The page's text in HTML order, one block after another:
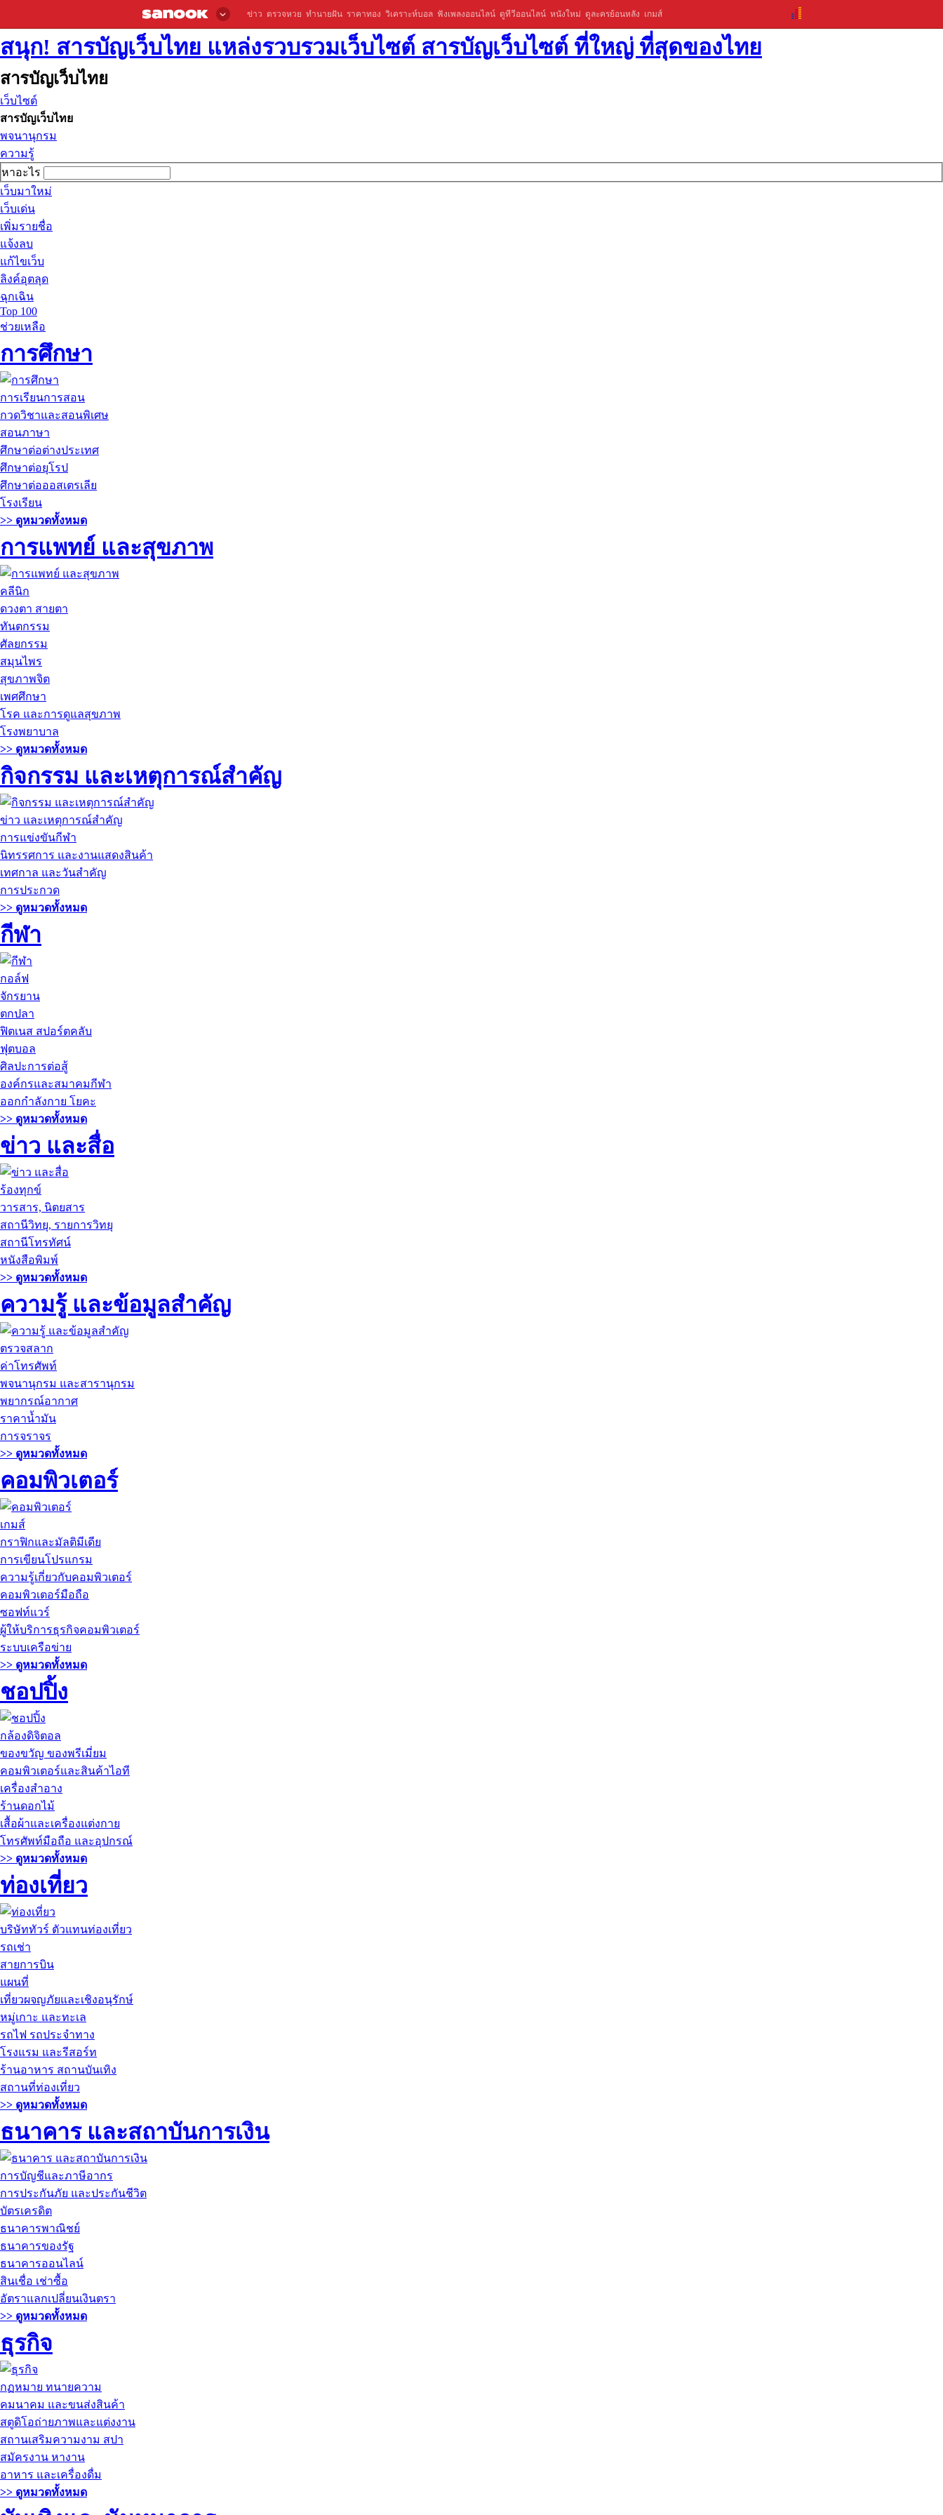
ข่าว ตรวจหวย ทำนายฝัน ราคาทอง วิเคราะห์บอล ฟังเพลงออนไลน์ ดูทีวีออนไลน์ หนังใหม่ ดูละครย้อนหลัง เกมส์
สนุก! สารบัญเว็บไทย แหล่งรวบรวมเว็บไซต์ สารบัญเว็บไซต์ ที่ใหญ่ ที่สุดของไทย
สารบัญเว็บไทย
เว็บไซต์
สารบัญเว็บไทย
พจนานุกรม
ความรู้
หาอะไร
เว็บมาใหม่
เว็บเด่น
เพิ่มรายชื่อ
แจ้งลบ
แก้ไขเว็บ
ลิงค์อุตลุด
ฉุกเฉิน
Top 100
ช่วยเหลือ
การศึกษา
การเรียนการสอน
กวดวิชาและสอนพิเศษ
สอนภาษา
ศึกษาต่อต่างประเทศ
ศึกษาต่อยุโรป
ศึกษาต่อออสเตรเลีย
โรงเรียน
>> ดูหมวดทั้งหมด
การแพทย์ และสุขภาพ
คลีนิก
ดวงตา สายตา
ทันตกรรม
ศัลยกรรม
สมุนไพร
สุขภาพจิต
เพศศึกษา
โรค และการดูแลสุขภาพ
โรงพยาบาล
>> ดูหมวดทั้งหมด
กิจกรรม และเหตุการณ์สำคัญ
ข่าว และเหตุการณ์สำคัญ
การแข่งขันกีฬา
นิทรรศการ และงานแสดงสินค้า
เทศกาล และวันสำคัญ
การประกวด
>> ดูหมวดทั้งหมด
กีฬา
กอล์ฟ
จักรยาน
ตกปลา
ฟิตเนส สปอร์ตคลับ
ฟุตบอล
ศิลปะการต่อสู้
องค์กรและสมาคมกีฬา
ออกกำลังกาย โยคะ
>> ดูหมวดทั้งหมด
ข่าว และสื่อ
ร้องทุกข์
วารสาร, นิตยสาร
สถานีวิทยุ, รายการวิทยุ
สถานีโทรทัศน์
หนังสือพิมพ์
>> ดูหมวดทั้งหมด
ความรู้ และข้อมูลสำคัญ
ตรวจสลาก
ค่าโทรศัพท์
พจนานุกรม และสารานุกรม
พยากรณ์อากาศ
ราคาน้ำมัน
การจราจร
>> ดูหมวดทั้งหมด
คอมพิวเตอร์
เกมส์
กราฟิกและมัลติมีเดีย
การเขียนโปรแกรม
ความรู้เกี่ยวกับคอมพิวเตอร์
คอมพิวเตอร์มือถือ
ซอฟท์แวร์
ผู้ให้บริการธุรกิจคอมพิวเตอร์
ระบบเครือข่าย
>> ดูหมวดทั้งหมด
ชอปปิ้ง
กล้องดิจิตอล
ของขวัญ ของพรีเมี่ยม
คอมพิวเตอร์และสินค้าไอที
เครื่องสำอาง
ร้านดอกไม้
เสื้อผ้าและเครื่องแต่งกาย
โทรศัพท์มือถือ และอุปกรณ์
>> ดูหมวดทั้งหมด
ท่องเที่ยว
บริษัททัวร์ ตัวแทนท่องเที่ยว
รถเช่า
สายการบิน
แผนที่
เที่ยวผจญภัยและเชิงอนุรักษ์
หมู่เกาะ และทะเล
รถไฟ รถประจำทาง
โรงแรม และรีสอร์ท
ร้านอาหาร สถานบันเทิง
สถานที่ท่องเที่ยว
>> ดูหมวดทั้งหมด
ธนาคาร และสถาบันการเงิน
การบัญชีและภาษีอากร
การประกันภัย และประกันชีวิต
บัตรเครดิต
ธนาคารพาณิชย์
ธนาคารของรัฐ
ธนาคารออนไลน์
สินเชื่อ เช่าซื้อ
อัตราแลกเปลี่ยนเงินตรา
>> ดูหมวดทั้งหมด
ธุรกิจ
กฏหมาย ทนายความ
คมนาคม และขนส่งสินค้า
สตูดิโอถ่ายภาพและแต่งงาน
สถานเสริมความงาม สปา
สมัครงาน หางาน
อาหาร และเครื่องดื่ม
>> ดูหมวดทั้งหมด